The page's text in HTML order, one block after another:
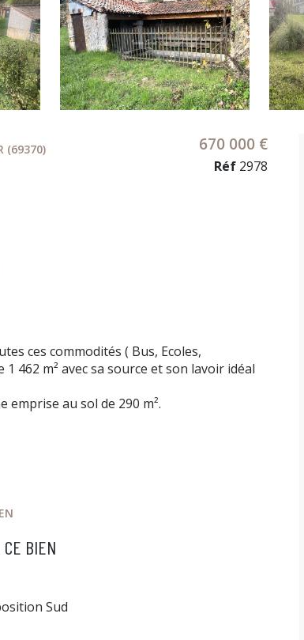
(69370) 670 000 €
Réf 2978
ces commodités ( Bus, Ecoles,
462 m² avec sa source et son lavoir idéal
emprise au sol de 290 m².
CE BIEN
Sud